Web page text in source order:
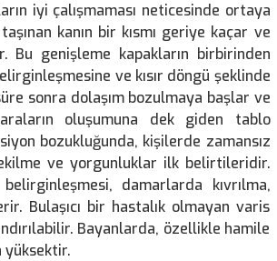
iyi çalışmaması neticesinde ortaya
kanın bir kısmı geriye kaçar ve
Bu genişleme kapakların birbirinden
ve kısır döngü şeklinde
sonra dolaşım bozulmaya başlar ve
oluşumuna dek giden tablo
bozukluğunda, kişilerde zamansız
ve yorgunluklar ilk belirtileridir.
damarlarda kıvrılma,
Bulaşıcı bir hastalık olmayan varis
Bayanlarda, özellikle hamile
yüksektir.